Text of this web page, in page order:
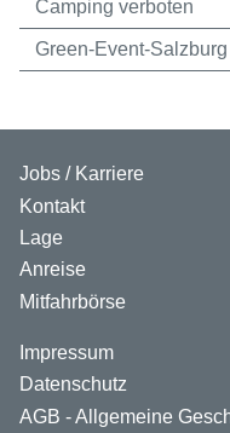
Camping verboten
Green-Event-Salzburg
Jobs / Karriere
Kontakt
Lage
Anreise
Mitfahrbörse
Impressum
Datenschutz
AGB - Allgemeine